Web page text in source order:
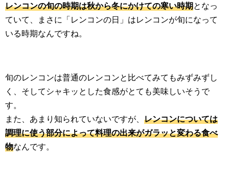
レンコンの旬の時期は秋から冬にかけての寒い時期となっ
ていて、まさに「レンコンの日」はレンコンが旬になって
いる時期なんですね。
旬のレンコンは普通のレンコンと比べてみてもみずみずし
く、そしてシャキッとした食感がとても美味しいそうで
す。
また、あまり知られていないですが、 レンコンについては
調理に使う部分によって料理の出来がガラッと変わる食べ
物なんです。